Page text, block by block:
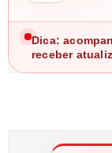
Dica:
receber